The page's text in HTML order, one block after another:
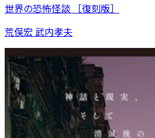
世界の恐怖怪談 ［復刻版］
荒俣宏 武内孝夫